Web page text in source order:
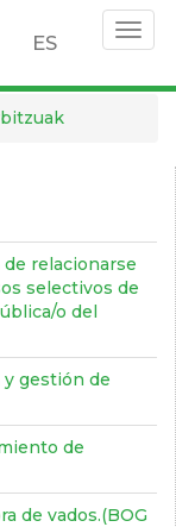
ES
relacionarse
selectivos de
o del
y gestión de
de
de vados.(BOG